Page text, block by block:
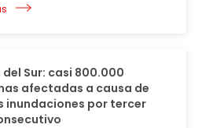
del Sur: casi 800.000
afectadas a causa de
inundaciones por tercer